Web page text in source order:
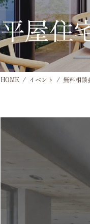
平屋住
HOME イベント 無料相談